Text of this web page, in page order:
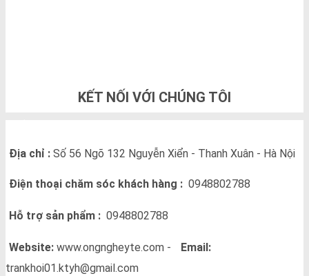
KẾT NỐI VỚI CHÚNG TÔI
Địa chỉ : Số 56 Ngõ 132 Nguyễn Xiển - Thanh Xuân - Hà Nội
Điện thoại chăm sóc khách hàng : 0948802788
Hỗ trợ sản phẩm : 0948802788
Website: www.ongngheyte.com -
Email:
trankhoi01.ktyh@gmail.com